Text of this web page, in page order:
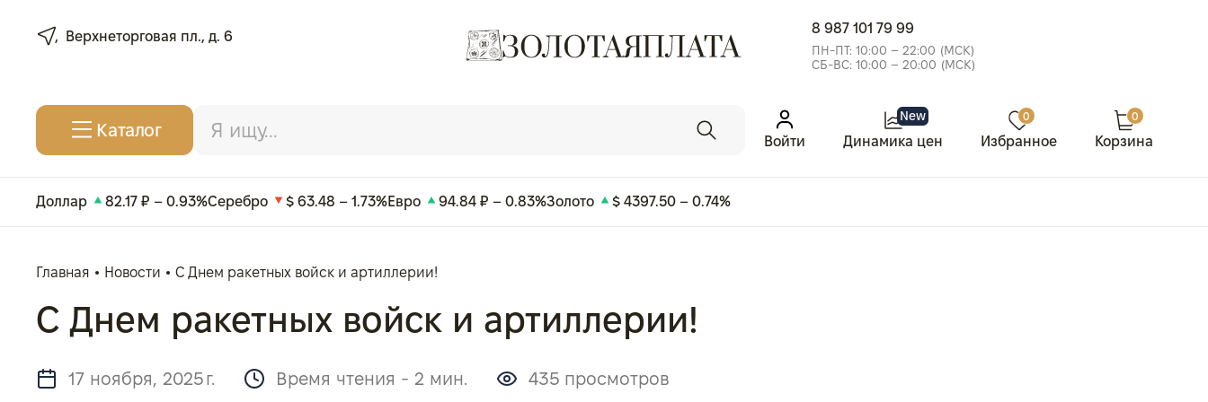
Верхнеторговая пл., д. 6 8 987 101 79 99
ПН-ПТ: 10:00 – 22:00 (МСК)
СБ-ВС: 10:00 – 20:00 (МСК)
Каталог
Войти
New
Динамика цен
0
Избранное
0
Корзина
Доллар 82.17 ₽ – 0.93%Серебро $ 63.48 – 1.73%Евро 94.84 ₽ – 0.83%Золото $ 4397.50 – 0.74%
Главная Новости С Днем ракетных войск и артиллерии!
С Днем ракетных войск и артиллерии!
17 ноября, 2025 г. Время чтения - 2 мин. 435 просмотров